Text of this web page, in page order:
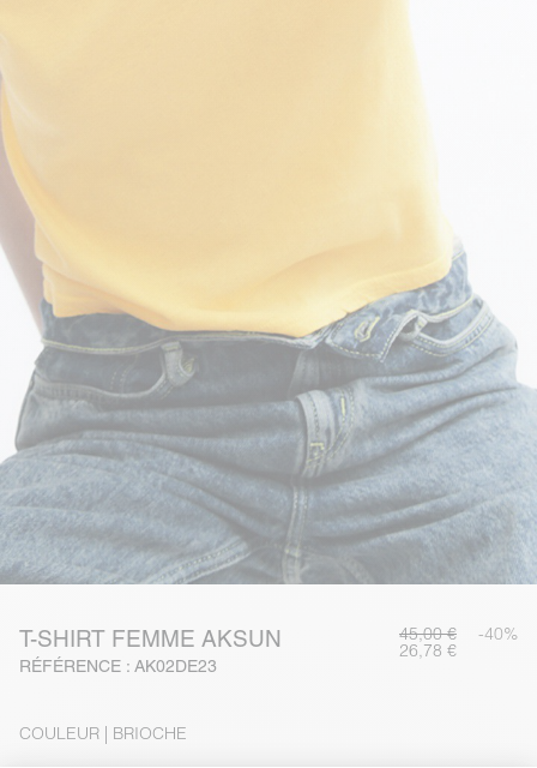
T-SHIRT FEMME AKSUN
RÉFÉRENCE : AK02DE23
45,00 € -40%
26,78 €
COULEUR | BRIOCHE